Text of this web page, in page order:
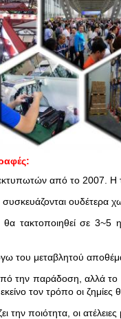
από το 2007. Η
ουδέτερα
τακτοποιηθεί σε
του μεταβλητού
την παράδοση, αλλά
τον τρόπο οι
την ποιότητα, οι